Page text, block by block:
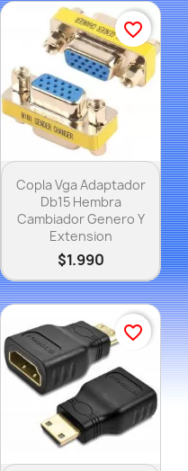
Vista rápida
Copla Vga Adaptador
Db15 Hembra
Cambiador Genero Y
Extension
$1.990
favorite_border
favorite_border